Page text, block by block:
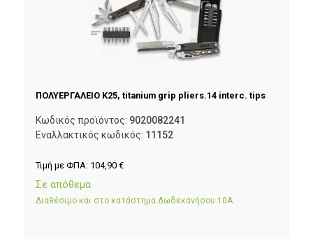
ΠΟΛΥΕΡΓΑΛΕΙΟ K25, titanium grip pliers.14 interc. tips
Κωδικός προϊόντος: 9020082241
Εναλλακτικός κωδικός: 11152
Τιμή με ΦΠΑ: 104,90 €
Σε απόθεμα
Διαθέσιμο και στο κατάστημα Δωδεκανήσου 10Α